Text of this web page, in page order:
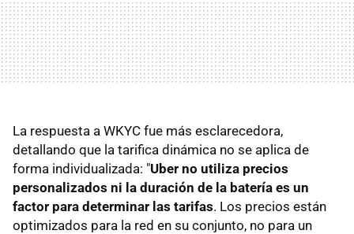
La respuesta a WKYC fue más esclarecedora,
detallando que la tarifica dinámica no se aplica de
forma individualizada: "Uber no utiliza precios
personalizados ni la duración de la batería es un
factor para determinar las tarifas. Los precios están
optimizados para la red en su conjunto, no para un